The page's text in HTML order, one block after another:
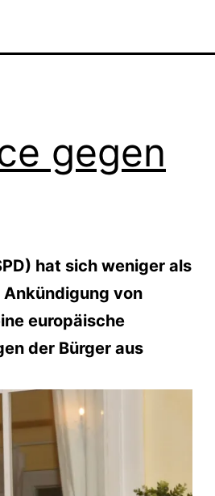
gegen
hat sich weniger als
von
europäische
der Bürger aus